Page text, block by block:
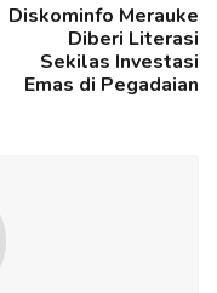
Diskominfo Merauke
Diberi Literasi
Sekilas Investasi
Emas di Pegadaian